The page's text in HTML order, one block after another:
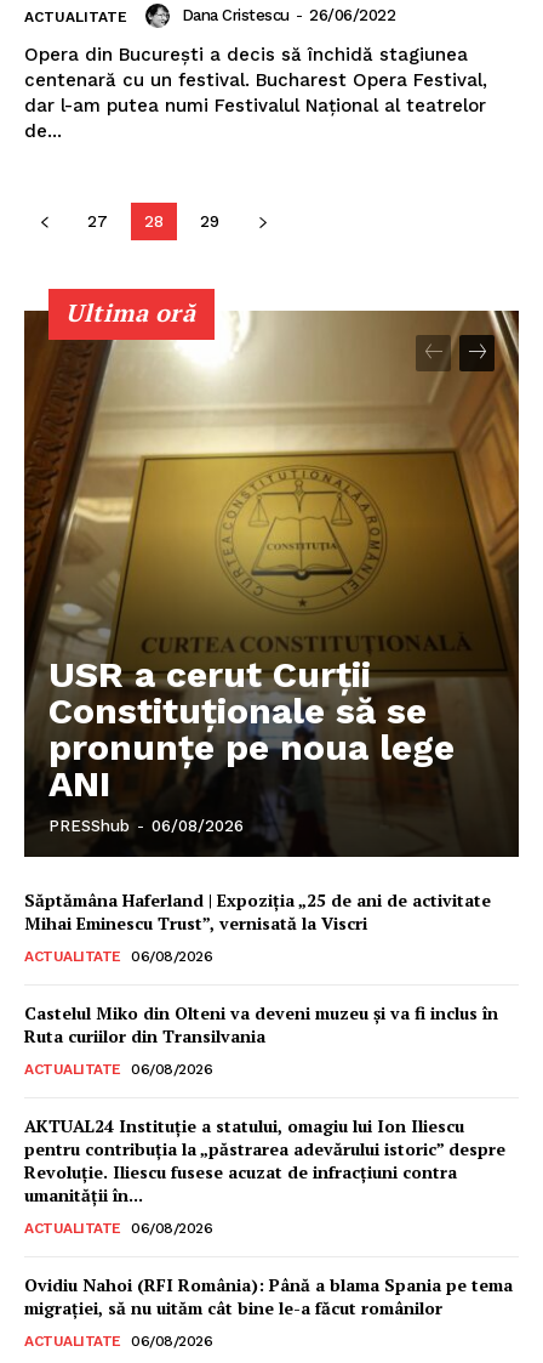
FREEDOM HOUSE ROMÂNIA
PRESShub
Despre noi / Echipa
Proiecte editoriale
Rețea
Contact
ACTUALITATE Dana Cristescu - 26/06/2022
Opera din București a decis să închidă stagiunea
centenară cu un festival. Bucharest Opera Festival,
dar l-am putea numi Festivalul Național al teatrelor
de...
27 28 29
Ultima oră
USR a cerut Curții
Constituționale să se
pronunțe pe noua lege
ANI
PRESShub - 06/08/2026
Săptămâna Haferland | Expoziţia „25 de ani de activitate
Mihai Eminescu Trust”, vernisată la Viscri
ACTUALITATE 06/08/2026
Castelul Miko din Olteni va deveni muzeu şi va fi inclus în
Ruta curiilor din Transilvania
ACTUALITATE 06/08/2026
AKTUAL24 Instituție a statului, omagiu lui Ion Iliescu
pentru contribuția la „păstrarea adevărului istoric” despre
Revoluție. Iliescu fusese acuzat de infracțiuni contra
umanității în...
ACTUALITATE 06/08/2026
Ovidiu Nahoi (RFI România): Până a blama Spania pe tema
migrației, să nu uităm cât bine le-a făcut românilor
ACTUALITATE 06/08/2026